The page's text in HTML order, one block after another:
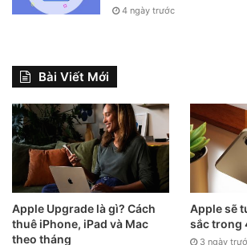
4 ngày trước
Bài Viết Mới
Apple Upgrade là gì? Cách
thuê iPhone, iPad và Mac
theo tháng
Apple sẽ
sắc trong
3 ngày